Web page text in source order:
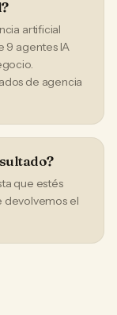
artificial
9 agentes IA
de agencia
que estés
devolvemos el